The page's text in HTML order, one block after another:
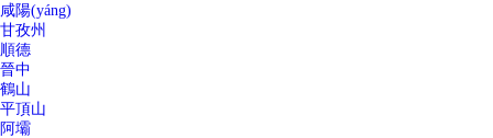
咸陽(yáng)
甘孜州
順德
晉中
鶴山
平頂山
阿壩